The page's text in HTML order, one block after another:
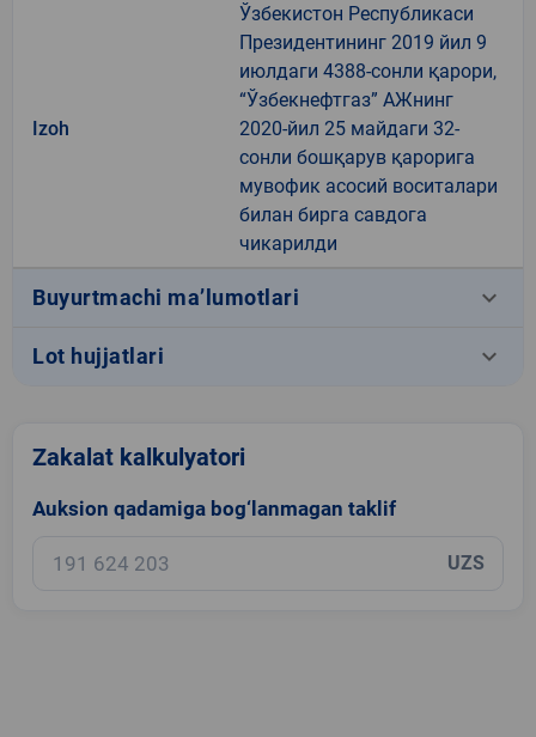
Izoh
Ўзбекистон Республикаси
Президентининг 2019 йил 9
июлдаги 4388-сонли қарори,
“Ўзбекнефтгаз” АЖнинг
2020-йил 25 майдаги 32-
сонли бошқарув қарорига
мувофик асосий воситалари
билан бирга савдога
чикарилди
Buyurtmachi ma’lumotlari keyboard_arrow_down
Lot hujjatlari keyboard_arrow_down
Zakalat kalkulyatori
Auksion qadamiga bog‘lanmagan taklif
UZS